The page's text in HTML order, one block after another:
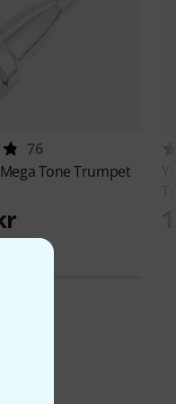
76
Tone Trumpet